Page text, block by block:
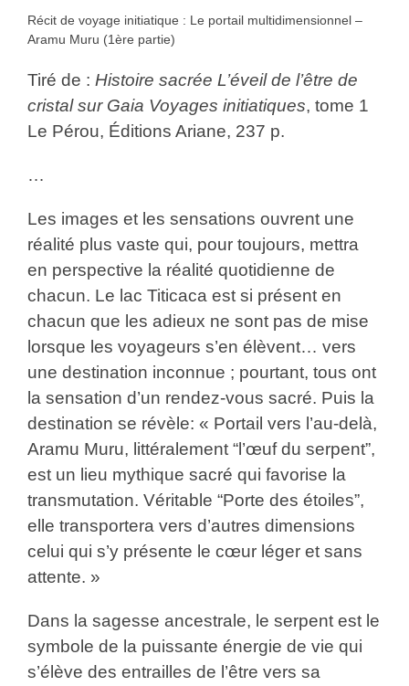
Récit de voyage initiatique : Le portail multidimensionnel –
Aramu Muru (1ère partie)
Tiré de : Histoire sacrée L’éveil de l’être de
cristal sur Gaia Voyages initiatiques, tome 1
Le Pérou, Éditions Ariane, 237 p.
…
Les images et les sensations ouvrent une
réalité plus vaste qui, pour toujours, mettra
en perspective la réalité quotidienne de
chacun. Le lac Titicaca est si présent en
chacun que les adieux ne sont pas de mise
lorsque les voyageurs s’en élèvent… vers
une destination inconnue ; pourtant, tous ont
la sensation d’un rendez-vous sacré. Puis la
destination se révèle: « Portail vers l’au-delà,
Aramu Muru, littéralement “l’œuf du serpent”,
est un lieu mythique sacré qui favorise la
transmutation. Véritable “Porte des étoiles”,
elle transportera vers d’autres dimensions
celui qui s’y présente le cœur léger et sans
attente. »
Dans la sagesse ancestrale, le serpent est le
symbole de la puissante énergie de vie qui
s’élève des entrailles de l’être vers sa